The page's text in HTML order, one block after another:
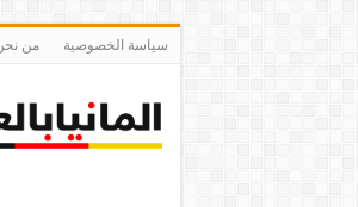
سياسة الخصوصية من